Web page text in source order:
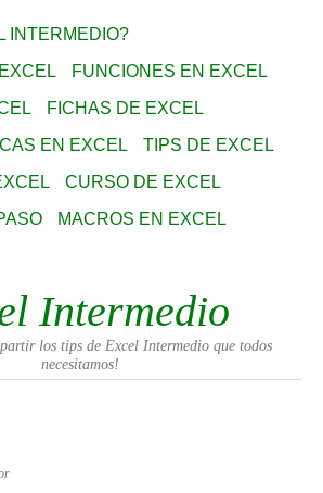
INTERMEDIO?
FUNCIONES EN EXCEL
FICHAS DE EXCEL
EN EXCEL
TIPS DE EXCEL
CURSO DE EXCEL
MACROS EN EXCEL
Intermedio
los tips de Excel Intermedio que todos
necesitamos!